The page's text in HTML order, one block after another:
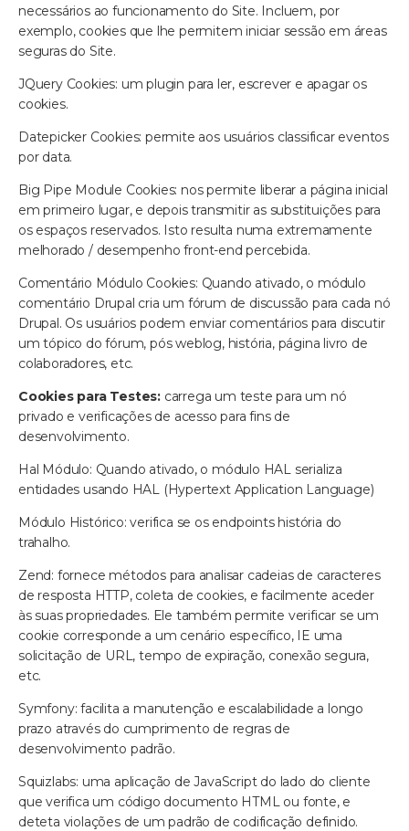
necessários ao funcionamento do Site. Incluem, por
exemplo, cookies que lhe permitem iniciar sessão em áreas
seguras do Site.
JQuery Cookies: um plugin para ler, escrever e apagar os
cookies.
Datepicker Cookies: permite aos usuários classificar eventos
por data.
Big Pipe Module Cookies: nos permite liberar a página inicial
em primeiro lugar, e depois transmitir as substituições para
os espaços reservados. Isto resulta numa extremamente
melhorado / desempenho front-end percebida.
Comentário Módulo Cookies: Quando ativado, o módulo
comentário Drupal cria um fórum de discussão para cada nó
Drupal. Os usuários podem enviar comentários para discutir
um tópico do fórum, pós weblog, história, página livro de
colaboradores, etc.
Cookies para Testes: carrega um teste para um nó
privado e verificações de acesso para fins de
desenvolvimento.
Hal Módulo: Quando ativado, o módulo HAL serializa
entidades usando HAL (Hypertext Application Language)
Módulo Histórico: verifica se os endpoints história do
trahalho.
Zend: fornece métodos para analisar cadeias de caracteres
de resposta HTTP, coleta de cookies, e facilmente aceder
às suas propriedades. Ele também permite verificar se um
cookie corresponde a um cenário específico, IE uma
solicitação de URL, tempo de expiração, conexão segura,
etc.
Symfony: facilita a manutenção e escalabilidade a longo
prazo através do cumprimento de regras de
desenvolvimento padrão.
Squizlabs: uma aplicação de JavaScript do lado do cliente
que verifica um código documento HTML ou fonte, e
deteta violações de um padrão de codificação definido.